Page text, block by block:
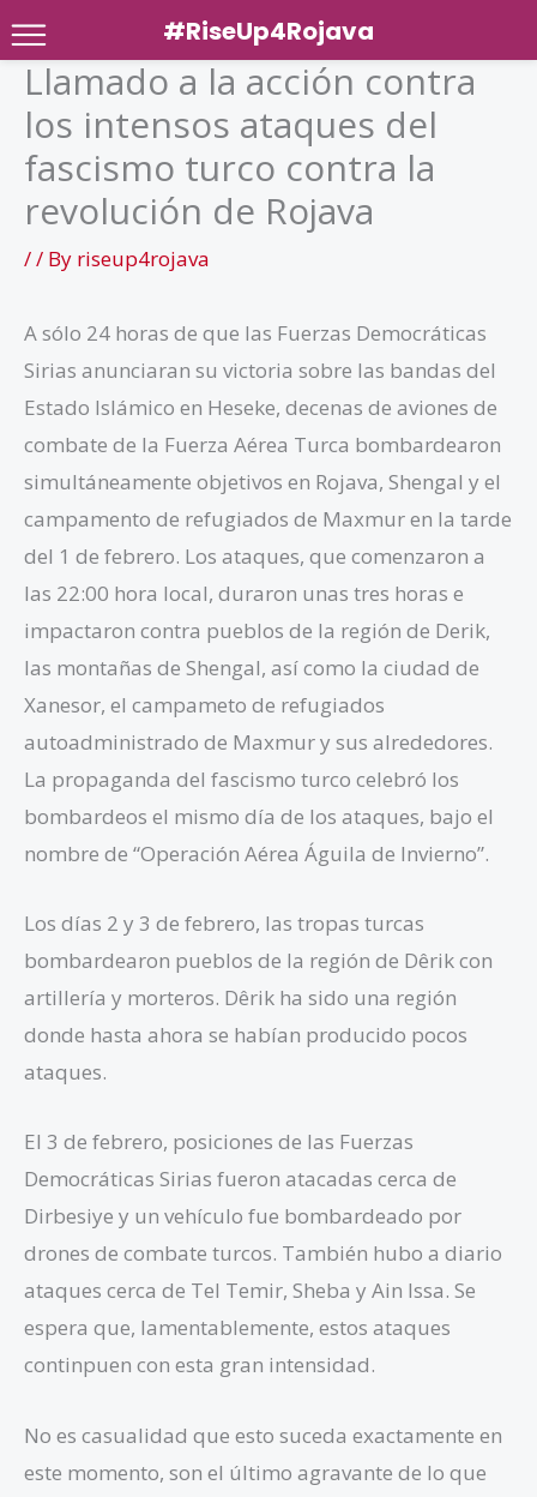
Skip
content
Llamado a la acción contra
los intensos ataques del
fascismo turco contra la
revolución de Rojava
// By riseup4rojava
A sólo 24 horas de que las Fuerzas Democráticas
Sirias anunciaran su victoria sobre las bandas del
Estado Islámico en Heseke, decenas de aviones de
combate de la Fuerza Aérea Turca bombardearon
simultáneamente objetivos en Rojava, Shengal y el
campamento de refugiados de Maxmur en la tarde
del 1 de febrero. Los ataques, que comenzaron a
las 22:00 hora local, duraron unas tres horas e
impactaron contra pueblos de la región de Derik,
las montañas de Shengal, así como la ciudad de
Xanesor, el campameto de refugiados
autoadministrado de Maxmur y sus alrededores.
La propaganda del fascismo turco celebró los
bombardeos el mismo día de los ataques, bajo el
nombre de “Operación Aérea Águila de Invierno”.
Los días 2 y 3 de febrero, las tropas turcas
bombardearon pueblos de la región de Dêrik con
artillería y morteros. Dêrik ha sido una región
donde hasta ahora se habían producido pocos
ataques.
El 3 de febrero, posiciones de las Fuerzas
Democráticas Sirias fueron atacadas cerca de
Dirbesiye y un vehículo fue bombardeado por
drones de combate turcos. También hubo a diario
ataques cerca de Tel Temir, Sheba y Ain Issa. Se
espera que, lamentablemente, estos ataques
continpuen con esta gran intensidad.
No es casualidad que esto suceda exactamente en
este momento, son el último agravante de lo que
#RiseUp4Rojava